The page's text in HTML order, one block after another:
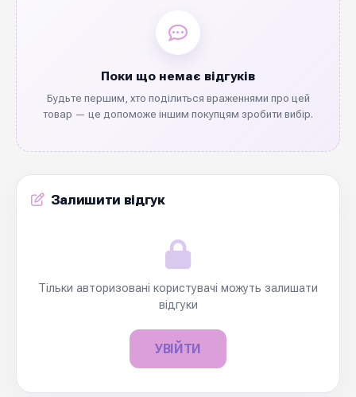
Поки що немає відгуків
Будьте першим, хто поділиться враженнями про цей
товар — це допоможе іншим покупцям зробити вибір.
Залишити відгук
Тільки авторизовані користувачі можуть залишати
відгуки
УВІЙТИ